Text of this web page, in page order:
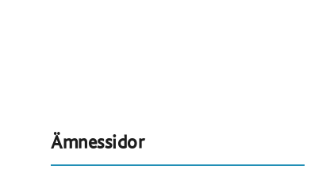
Ämnessidor